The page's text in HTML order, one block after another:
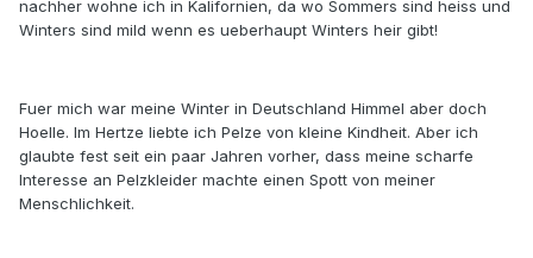
nachher wohne ich in Kalifornien, da wo Sommers sind heiss und
Winters sind mild wenn es ueberhaupt Winters heir gibt!
Fuer mich war meine Winter in Deutschland Himmel aber doch
Hoelle. Im Hertze liebte ich Pelze von kleine Kindheit. Aber ich
glaubte fest seit ein paar Jahren vorher, dass meine scharfe
Interesse an Pelzkleider machte einen Spott von meiner
Menschlichkeit.